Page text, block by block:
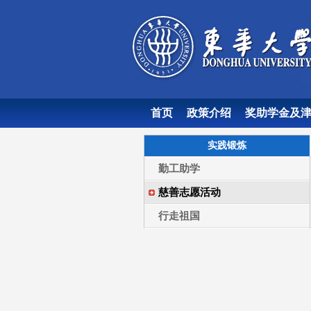
首页 政策介绍 奖助学金及
实践锻炼
勤工助学
慈善志愿活动
行走祖国